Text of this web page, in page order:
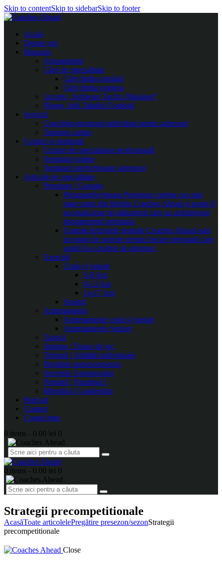
Skip to contentSkip to sidebarSkip to footer
Acasă
Despre noi
Magazin
Abonamente
Cărți de specialitate
Cărți limba română
Cărți limba engleza
Licențe „Software Tactics Manager”
Planșe, folii Taktifol Football
Servicii
Coaching-mentorat individual pentru antrenori
Training camps
Cursuri și seminarii
Cursuri de specializare profesională
Seminarii online
Seminarii perfecționare antrenori
Articole de specialitate
Premium / Gratuite
PremiumSecțiunea Premium conține cea mai
mare parte din librăria Coaches Ahead și poate fi
accesată doar de utilizatorii care au achiziționat
abonamentul premium.
GratuiteArticolele gratuite Coaches Ahead sunt
un punct de pornire pentru fiecare persoană care
aspiră la o poziție de antrenor.
Exerciții
Copii și juniori
5-8 Ani
9-13 Ani
14-17 Ani
Seniori
Antrenamente
Antrenamente copii și juniori
Antrenamente Seniori
Tactică
Sisteme | Trasee de joc
Tehnică | Abilități individuale
Pregătire presezon/sezon
Secretele Antrenorului
Portarul | Numărul 1
Metodică | Leadership
Podcast
Contact
Contul meu
0 items - 0.00 lei 0
0 items - 0.00 lei 0
Strategii precompetitionale
AcasăToate articolelePregătire presezon/sezonStrategii
precompetitionale
Close